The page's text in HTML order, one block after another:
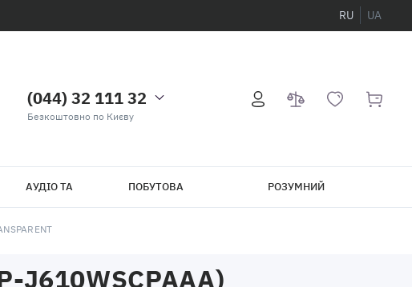
RU UA
(044) 32 111 32
Безкоштовно по Києву
АУДІО ТА
ТБ
ПОБУТОВА РОЗУМНИЙ
J610WSCPAAA)